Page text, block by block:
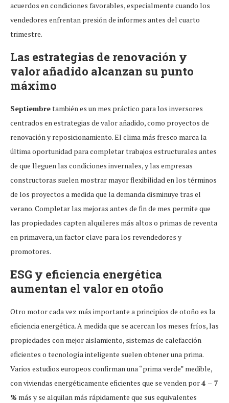
acuerdos en condiciones favorables, especialmente cuando los
vendedores enfrentan presión de informes antes del cuarto
trimestre.
Las estrategias de renovación y
valor añadido alcanzan su punto
máximo
Septiembretambién es un mes práctico para los inversores
centrados en estrategias de valor añadido, como proyectos de
renovación y reposicionamiento. El clima más fresco marca la
última oportunidad para completar trabajos estructurales antes
de que lleguen las condiciones invernales, y las empresas
constructoras suelen mostrar mayor flexibilidad en los términos
de los proyectos a medida que la demanda disminuye tras el
verano. Completar las mejoras antes de fin de mes permite que
las propiedades capten alquileres más altos o primas de reventa
en primavera, un factor clave para los revendedores y
promotores.
ESG y eficiencia energética
aumentan el valor en otoño
Otro motor cada vez más importante a principios de otoño es la
eficiencia energética. A medida que se acercan los meses fríos, las
propiedades con mejor aislamiento, sistemas de calefacción
eficientes o tecnología inteligente suelen obtener una prima.
Varios estudios europeos confirman una “prima verde” medible,
con viviendas energéticamente eficientes que se venden por4 – 7
% más y se alquilan más rápidamente que sus equivalentes